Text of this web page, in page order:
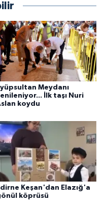
Meydanı
İlk taşı Nuri
koydu
Keşan'dan Elazığ'a
köprüsü